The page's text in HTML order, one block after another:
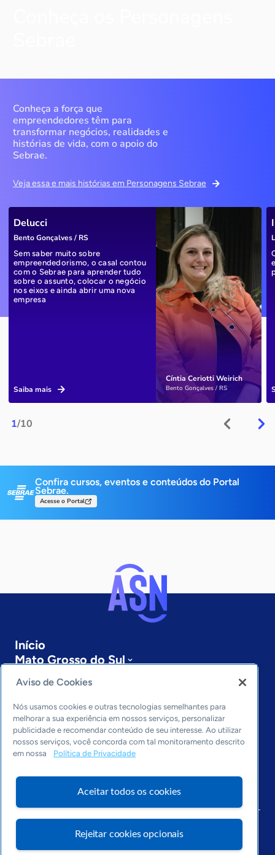
Conheça a força que
empreendedores têm para
transformar negócios, realidades e
histórias de vida, com o apoio do
Sebrae.
Veja essa e mais histórias em Personagens Sebrae
1/10
Cíntia Ceriotti Weirich
Bento Gonçalves / RS
Delucci
Bento Gonçalves / RS
Sem saber muito sobre
empreendedorismo, o casal contou
com o Sebrae para aprender tudo
sobre o assunto, colocar o negócio
nos eixos e ainda abrir uma nova
empresa
Saiba mais
Confira cursos, eventos e conteúdos do Portal
Sebrae.
Acesse o Portal
Início
Mato Grosso do Sul
Sobre a ASN
Últimas notícias
Entre em contato
Editorias
Economia & Política
Inovação & Tecnologia
Cultura empreendedora
Arquivo
Aviso de Cookies
Nós usamos cookies e outras tecnologias semelhantes para
melhorar a sua experiência em nossos serviços, personalizar
publicidade e recomendar conteúdo de seu interesse. Ao utilizar
nossos serviços, você concorda com tal monitoramento descrito
em nossa
Política de Privacidade
Aceitar todos os cookies
Rejeitar cookies opcionais